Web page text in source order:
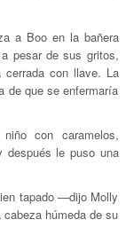
a Boo en la bañera
pesar de sus gritos,
con llave. La
de que se enfermaría
con caramelos,
después le puso una
tapado —dijo Molly
húmeda de su